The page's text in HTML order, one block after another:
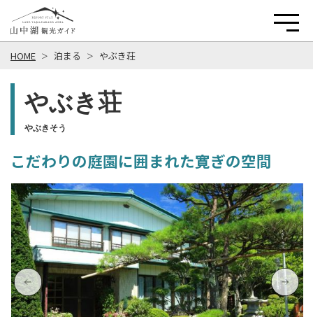
HOME 泊まる やぶき荘
やぶき荘
やぶきそう
こだわりの庭園に囲まれた寛ぎの空間